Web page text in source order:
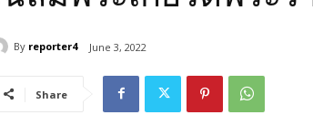
By reporter4 June 3, 2022
Share